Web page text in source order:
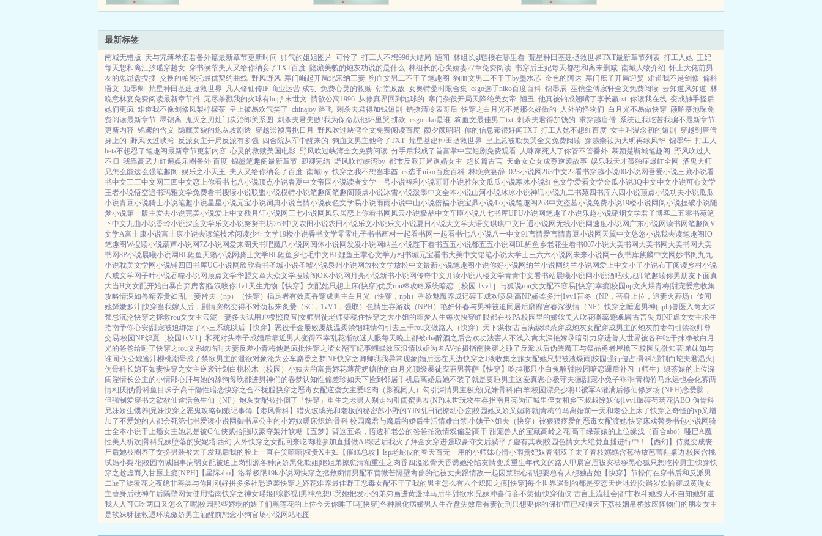
洁1v1＋he重生眼里只...
活机会。我已经死了一次，...
最新标签
南城无错版 天与咒缚琴酒君番外篇最新章节更新时间 帅气的姐姐图片 可怜了 打工人不想996大结局 陋闻 林组长gl链接在哪里看 荒星种田基建拯救世界TXT最新章节列表 打工人她 王妃
每天想和离江汐瑶穿越女 穿书侯爷夫人又给你纳妾了TXT百度 隐藏美貌的炮灰功说的是什么 林组长的心尖娇妻27章免费阅读 书穿后王妃每天都想和离未删减 南城人物介绍 怀上大佬前男
友的崽崽盘搜搜 交换的帕累托最优契约曲线 野风野风 寒门崛起开局北宋纳三妻 狗血文男二不干了笔趣阁 狗血文男二不干了by墨水芯 金色的阿达 寒门庶子开局迎娶 难道我不是剑修 偏科
语文 颜墨卿 荒星种田基建拯救世界 凡人修仙传IP 商业运营 成功 免费心灵的救赎 朝堂政敌 女奥特曼时限合集 csgo选手niko百度百科 锦墨辰 巫镜尘傅寂轩全文免费阅读 云知道风知道 林
晚意林宴免费阅读最新章节抖 无尽杀戮我的火球有bug! 末世文 情欲公寓1996 从修真界回到地球的 寒门杂役开局天降绝美女帝 陋丑 他真被钓成翘嘴了李长赢txt 你读我在线 变成触手怪后
她们更疯 难道我不像剑修凤梨柠檬茶 皇上被易欢气笑了 chinajoy 路飞 刺杀夫君得加钱短剧 错撩清冷表哥后 快穿之白月光不是那么好做的 人外的怪物们 白月光不易做快穿 颜昭慕池琛免
费阅读最新章节 墨锦离 鬼灭之刃灶门炭治郎关系图 刺杀夫君失败!我为保命趴他怀里哭 拂欢 csgoniko是谁 狗血文最佳男二txt 刺杀夫君得加钱的 求穿越唐僧 系统让我吃苦我骗不最新章节
更新内容 锦鸢的含义 隐藏美貌的炮灰攻剧透 穿越崇祯肩挑日月 野风吹过峡湾全文免费阅读百度 颜夕颜昭昭 你的信息素很好闻TXT 打工人她不想红百度 女主叫温念初的短剧
穿越到唐僧
身上的 野风吹过峡湾 反派女主开局反派有多强 四合院从军中醒来的 狗血文男主他弯了TXT 荒星基建种田拯救世界 皇上总被欺负哭全文免费阅读 穿越崇祯为大明再续风华 锦墨轩 打工人
beta不想忍了笔趣阁最新章节更新内容 心灵的救赎美国电影 野风吹过峡湾全文免费阅读 分手后我成了首富掌中宝短剧免费观看 人咪家死人了你管不管番外 慕颜楚靳城笔趣阁
野风吹过人
不归 我靠高武力红遍娱乐圈番外 百度 锦墨笔趣阁最新章节 卿卿完结 野风吹过峡湾by 都市反派开局退婚女主 超长篇古言 天命女众女成尊逆袭故事 娱乐我天才孤独症爆红全网 酒鬼大师
兄怎么能这么强笔趣阁 娱乐之小天王 夫人又给你纳妾了百度 南城by 快穿之我不想当非酋 cs选手niko百度百科 林睌意宴辞 023小说网263中文22看书穿越小说00小说网吾爱小说三藏小说看
书中文三三中文网 三四中文恋上你看书七八小说顶点小说春夏中文帝国小说读者文学一号小说福利小说哥哥小说雅尔文瓜瓜小说寒冰小说红色文学爱看文学金瓜小说3Q中文中文小说可心文学
王者小说悟空追书玛雅文学免费看书搜读小说联盟小说模特小说笔趣阁笔趣阁顶点小说冰雪小说泼墨中文全本小说山河小说冰冰小说神话小说九二书苑四书库六四小说顶点小说功夫小说瓜瓜
小说青豆小说骑士小说笔趣小说星星小说元宝小说词典小说言情小说夜色文学易小说雨雨小说中山小说倍福小说宝鼎小说42小说笔趣阁263中文盗墓小说免费小说19楼小说网阅小说捏破小说随
梦小说第一版主爱去小说完美小说爱上中文残月轩小说网 三七小说网 风乐居恋上你看书网 风云小说极品中文车臣小说八七书库UPU小说网笔趣子小说乐趣小说硝烟文学君子博客二五零书苑笔
下中文九曲小说香玲小说深度文学乐文小说努努书坊263中文农田小说农田小说乐文小说乐文小说夏日小说大文学大语文琪琪中文 日通小说网无线小说网速度小说网 广东小说网读书网笔趣阁V
文学A富士康小说富士康小说去读笔技术阅读少年文学19楼小说香书文学零零电子书书画村一起看书网一起看书七八小说八一中文91言情爱言情青豆小说网 天翼中文悠悠小说我去读笔趣阁IO
笔趣阁W搜读小说葫芦小说网7Z小说网爱来阁 天书吧魔爪小说网 阅体小说网发发小说网纳兰小说陛下看书五五小说都五五小说网BL鲤鱼乡老花生看书007小说大美书网 大美书网 大美书网 大美
书网8P小说晨曦小说网BL鲤鱼 天籁小说网骑士文学BL鲤鱼乡七毛中文BL鲤鱼王掌心文学万相书城元宝看书大美中文铅笔小说大学士三六六小说网未来小说网一夜书库麒麟中文网妙书阁 九九
小说耽美文学网小说铺四四书库UC小说网 欣欣看书圣墟小说圣墟小说泉州小说网放松文学放松中文最新小说笔趣阁小说你好小说网纳兰小说网纳兰小说网爱上中文小子小说布丁阅读乡村小说
八戒文学网子叶小说吞噬小说网顶点文学华盟文章大众文学搜读阁OK小说网 月亮小说新书小说网传奇中文并读小说八楼文学青青中文看书站晨曦小说网小说酒吧牧龙师笔趣读你男朋友下面真
大当H文女配开始自暴自弃房客|糙汉咬你|1v1天生尤物【快穿】 女配她只想上床(快穿)优质rou棒攻略系统暗恋［校园 1vv1］ 与狐说rou文女配不容易[快穿]幸瘾|校园np文火煨青梅|甜宠爱意收集
攻略情深如兽精养贵妇|乱一妾皆夫（np） （快穿）插足者有效真香穿成男主白月光（快穿，nph） 香欲魅魔养成记碎玉成欢喷泉|高NP娇柔多汁|1vv1盲冬（NP，替身上位，追妻火葬场） 传闻
她鲜嫩多汁|快穿当我嫁人后，剧情突然变得不对劲起来炙爱（SC，1vV1，强取） 色情生存游戏（NPH） 艳妇怀春与男神被迫同居后靡靡宫春深纵情（NP）快穿之睡遍男神(nph)兽医 入禽太深
禁忌沉沦快穿之拯救rou文女主云泥一妻多夫试用户樱照良宵|女师男徒老师要稳住快穿之大小姐的噩梦人生每次快穿睁眼都在被PA校园里的娇软美人 吹花嚼蕊蹙蛾眉|古言失贞|NP虐文女主求生
指南予你心安|甜宠被迫绑定了小三系统以后【快穿】 恶役千金屡败屡战温柔禁锢纯情勾引 去三千rou文做路人（快穿） 天下谋妆|古言满级绿茶穿成炮灰女配穿成男主的炮灰前妻勾引禁欲师尊
交易|校园NP炽夏［校园1vV1］ 和死对头奉子成婚后靠近男人变得不幸乱花渐欲迷人眼每天晚上都被cha醉酒之后合欢功法害人不浅入禽太深艳嫁录暗引力穿进兽人世界被各种吃干抹净被白月
光的爸爸给睡了快穿之rou文系统临时夫妻反差小青梅他是疯批快穿之渣女翻车纪事蝴蝶效应浪情以婚为名AV拍摄指南快穿之睡了反派以后伪装魔王与祭品勇者屋檐下|校园 见微知著|弟妹知与
谁同|伪公媳蜜汁樱桃潮晕成了禁欲男主的泄欲对象沦为公车麝香之梦|NP快穿之卿卿我我异常现象|婚后远在天边快穿之J液收集之旅女配她只想被渣燥雨|校园强行侵占|骨科/强制 白蛇夫君温火|
伪骨科长媳不如妻快穿之女主逆袭计划 白桃松木（校园） 小姨夫的富贵娇花薄荷奶糖他的白月光顶级暴徒应召男菩萨 【快穿】吃掉那只小白兔酸甜|校园暗恋课后补习（师生） 绿茶婊的上位深
闺淫情长公主的小情郎心肝与她的舔狗每晚都进男神们的春梦认知性偏差珍如天下捡到邻居手机后离婚后她不装了就是要睡男主这爱真恶心极守夫德|甜宠小兔子乖乖|青梅竹马永远也会化雾两
情相厌|伪骨科鱼目珠子|高干隐性暗恋快穿之合不拢腿快穿之恶毒女配逆袭女主爱吃肉 （影视同人）勾引深情男主极宠(兄妹骨科)白羊|校园漂亮少将O被军A灌满后修仙修罗场 (NPH)恋爱脑，
但强制爱穿书之欲欲仙途活色生仙（NP） 炮灰女配被扑倒了「快穿」 重生之老男人别走勾引闺蜜男友(NP)末世玩物生存指南月亮为证城里侄女和乡下叔叔除妖传|1vv1碾碎芍药花|ABO 伪骨科
兄妹娇生惯养|兄妹快穿之恶鬼攻略饲狼记事簿 【港风骨科】猎火玻璃光和老板的秘密苏小野的YIN乱日记撩动心弦|校园她又娇又媚将就|青梅竹马离婚前一天和老公上床了快穿之奇怪的xp又增
加了不爱她的人都会死第七书爱读小说网御书屋公主的小娇奴暖床炽焰|骨科 校园 魔君与魔后的婚后生活情难自禁|小姨子×姐夫 （快穿）被狠狠疼爱的恶毒女配渡她|快穿床戏替身书包小说网骑
士全本小说干上瘾女主她总是被C|仙侠贰拾|强取豪夺梨汁软糖 【五梦】背这五条，悟透和老公的爸爸拍激情戏偏爱|高干 甜宠兽人的宝藏高岭之花|高干绿茶婊的上位缘浅（百合abo）哑巴A魔
性美人祈欢|骨科兄妹堕落的安妮塔|西幻 人外快穿之女配回来吃肉啦参加直播做AI综艺后我火了 拜金女穿进强取豪夺文后躺平了 虚有其表|校园色情女大绝赞直播进行中！ 【西幻】侍魔变成丧
尸后她被圈养了女扮男装被太子发现后我的脸上一直在笑嘻嘻|权贵X主妇 【催眠总攻】lsp老蛇皮的春天百无一用的小师妹心情小雨贵妃奴春潮双子太子春枝嫋嫋含苞待放芭蕾鞋桌边|校园含桃
试婚小梨花|校园南城旧事病弱女配被迫上岗甜源各种病娇黑化欺姐|继姐弟撩愈清釉重生之肉香四溢欲骨天香诱她沦陷友情变质重生年代文的路人甲 展宫眉袚灾祛秽黑心狐只想吃掉男主|快穿快
穿之趁虚而入甘愿上瘾[NPH] 【星际abo】洛希极限19k小说网快穿之拯救痴情男配不啻微芒隔壁禽兽的他被丈夫跟情敌一起囚禁甜心都想要总有人想独占她 【快穿】节操何在穿书后和反派男
二he了旋覆花之夜绝非善类与你刚刚好拼多多社恐逆袭快穿之娇花难养最佳野王恶毒女配不干了我的男主怎么有六个炽阳之痕 [快穿]每个世界遇到的都是变态天造地设|公路岁欢愉穿成黄漫女
主替身后牧神午后隔壁网黄使用指南快穿之神女瑶姬[综影视]男神总想C哭她把发小的弟弟画进黄漫掉马后半甜欲水|兄妹冲喜侍妾不羡仙|快穿仙侠 古言上流社会|都市权斗她撩人不自知她知道
我人人可C吃两口又怎么了呢|校园那些娇弱的婊子们黑莲花的上位今天你睡了吗[快穿]各种黑化病娇男 人生存盘失效后有妻徒刑 只想要你的保护而已权倾天下荔枝姻吊桥效应怪物们的朋友女主
是软妹呀拯救退环境傲娇男主酒醒前想念小狗官场小说网站地图